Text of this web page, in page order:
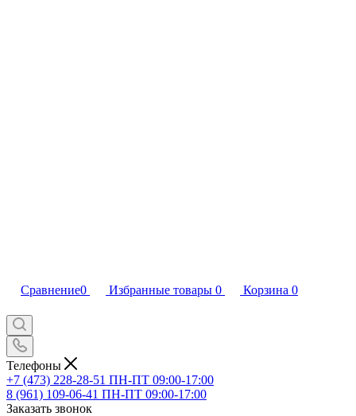
Сравнение0 Избранные товары 0 Корзина 0
Телефоны
+7 (473) 228-28-51 ПН-ПТ 09:00-17:00
8 (961) 109-06-41 ПН-ПТ 09:00-17:00
Заказать звонок